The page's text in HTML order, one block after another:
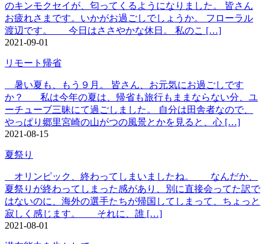
のキンモクセイが、匂ってくるようになりました。 皆さん
お疲れさまです。いかがお過ごしでしょうか。 フローラル
渡辺です。 今日はささやかな休日。 私のこ […]
2021-09-01
リモート帰省
暑い夏も、もう９月。 皆さん、お元気にお過ごしです
か？ 私は今年の夏は、帰省も旅行もままならない分、ユ
ーチューブ三昧にて過ごしました。 自分は田舎者なので、
やっぱり郷里宮崎の山がつの風景とかを見ると、心 […]
2021-08-15
夏祭り
オリンピック、終わってしまいましたね。 なんだか、
夏祭りが終わってしまった感があり、別に直接会ってた訳で
はないのに、海外の選手たちが帰国してしまって、ちょっと
寂しく感じます。 それに、誰 […]
2021-08-01